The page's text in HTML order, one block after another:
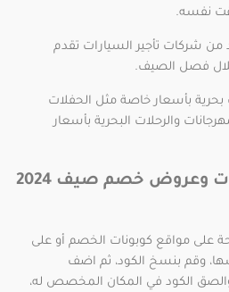
نفسه.
من شركات تأجير السيارات تقدم
فصل الصيف.
بحرية بأسعار خاصة مثل الحفلات
والرحلات البحرية بأسعار
كيف أستخدم كوبونات وعروض خصم صيف 2024
على مواقع كوبونات الخصم أو على
وقم بنسخ الكود، ثم اضف
الكود في المكان المخصص له،